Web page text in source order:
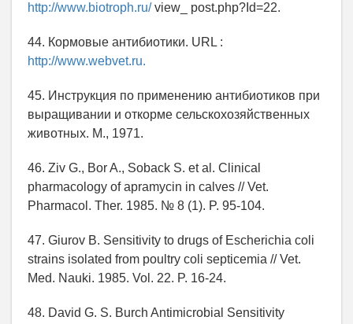
http://www.biotroph.ru/view_ post.php?Id=22.
44. Кормовые антибиотики. URL :
http://www.webvet.ru.
45. Инструкция по применению антибиотиков при
выращивании и откорме сельскохозяйственных
животных. М., 1971.
46. Ziv G., Bor A., Soback S. et al. Clinical
pharmacology of apramycin in calves // Vet.
Pharmacol. Ther. 1985. № 8 (1). P. 95-104.
47. Giurov B. Sensitivity to drugs of Escherichia coli
strains isolated from poultry coli septicemia // Vet.
Med. Nauki. 1985. Vol. 22. P. 16-24.
48. David G. S. Burch Antimicrobial Sensitivity